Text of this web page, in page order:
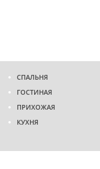
СПАЛЬНЯ
ГОСТИНАЯ
ПРИХОЖАЯ
КУХНЯ